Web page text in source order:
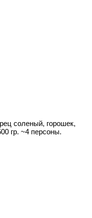
соленый, горошек,
гр. ~4 персоны.